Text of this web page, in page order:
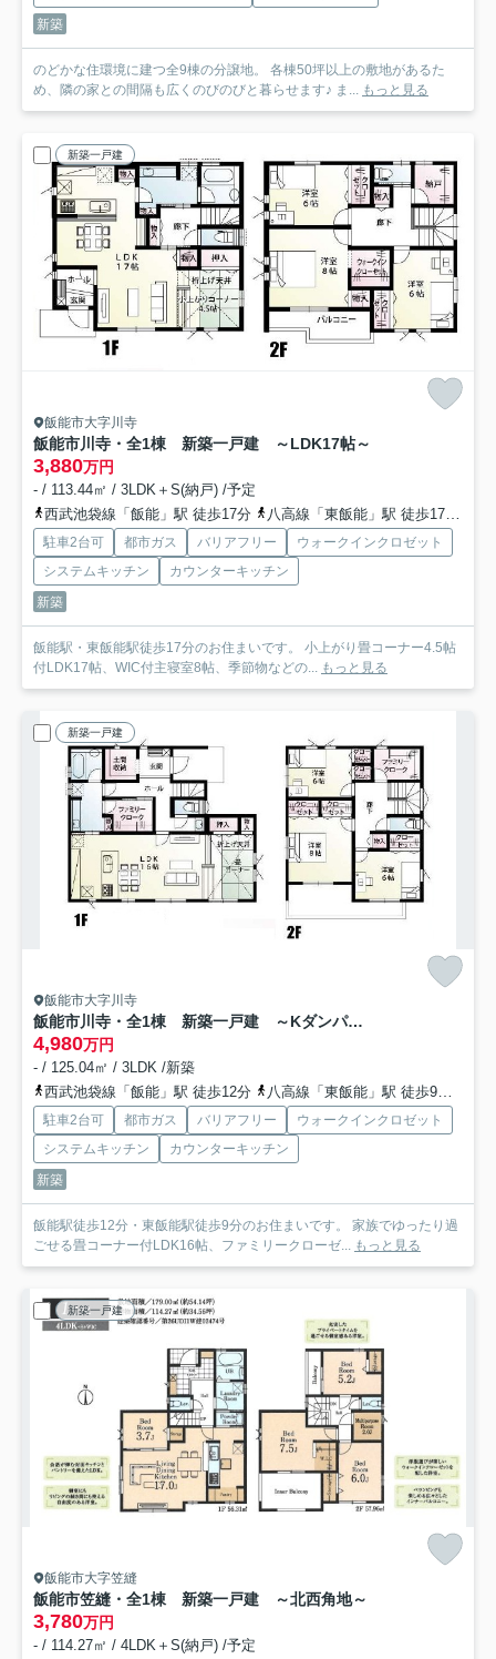
新築
のどかな住環境に建つ全9棟の分譲地。 各棟50坪以上の敷地があるた
め、隣の家との間隔も広くのびのびと暮らせます♪ ま...
もっと見る
新築一戸建
飯能市大字川寺
飯能市川寺・全1棟 新築一戸建 ～LDK17帖～
3,880万円
- / 113.44㎡ / 3LDK＋S(納戸) /予定
西武池袋線「飯能」駅 徒歩17分
八高線「東飯能」駅 徒歩17分
駐車2台可 都市ガス バリアフリー
ウォークインクロゼット
システムキッチン
カウンターキッチン
新築
飯能駅・東飯能駅徒歩17分のお住まいです。 小上がり畳コーナー4.5帖
付LDK17帖、WIC付主寝室8帖、季節物などの...
もっと見る
新築一戸建
飯能市大字川寺
飯能市川寺・全1棟 新築一戸建 ～Kダンパー搭載～
4,980万円
- / 125.04㎡ / 3LDK /新築
西武池袋線「飯能」駅 徒歩12分
八高線「東飯能」駅 徒歩9分
駐車2台可 都市ガス バリアフリー
ウォークインクロゼット
システムキッチン
カウンターキッチン
新築
飯能駅徒歩12分・東飯能駅徒歩9分のお住まいです。 家族でゆったり過
ごせる畳コーナー付LDK16帖、ファミリークローゼ...
もっと見る
新築一戸建
飯能市大字笠縫
飯能市笠縫・全1棟 新築一戸建 ～北西角地～
3,780万円
- / 114.27㎡ / 4LDK＋S(納戸) /予定